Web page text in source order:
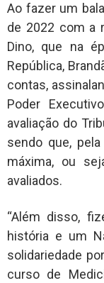
Ao fazer um
de 2022 com a
Dino, que na
República,
contas,
Poder
avaliação do
sendo que,
máxima, ou
avaliados.
“Além disso,
história e um
solidariedade
curso de